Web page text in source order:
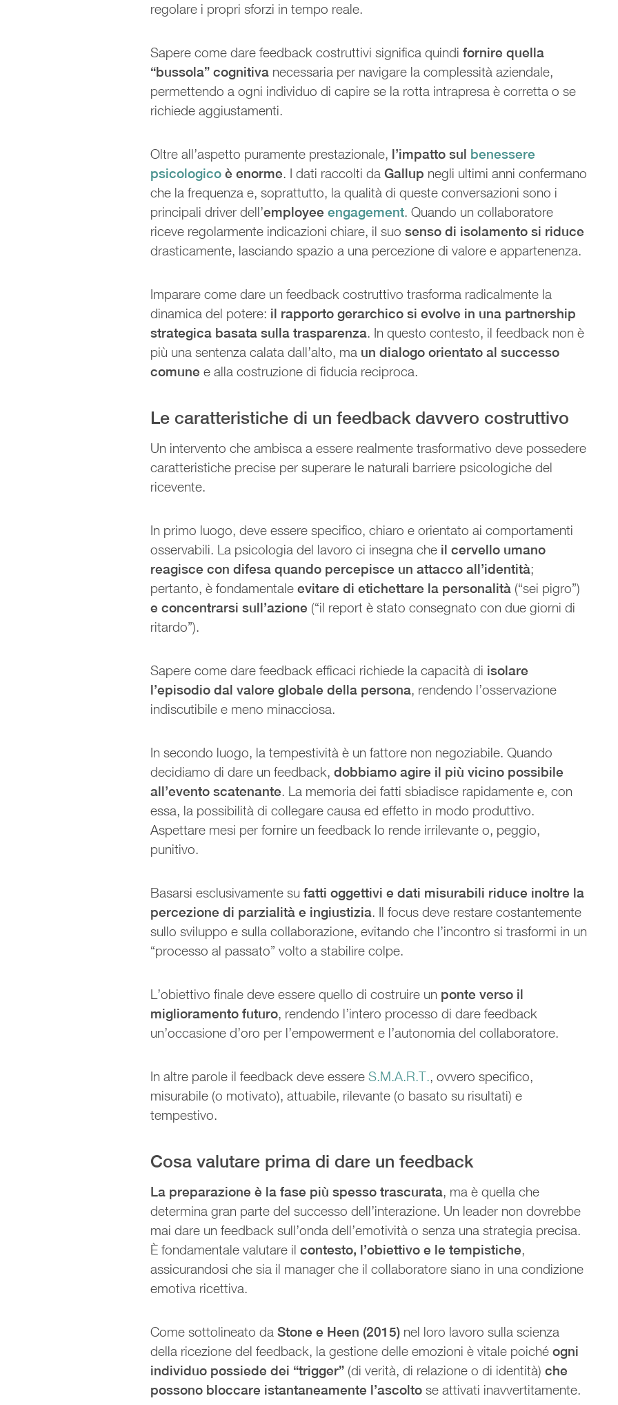
regolare i propri sforzi in tempo reale.
Sapere come dare feedback costruttivi significa quindifornire quella
“bussola” cognitiva necessaria per navigare la complessità aziendale,
permettendo a ogni individuo di capire se la rotta intrapresa è corretta o se
richiede aggiustamenti.
Oltre all’aspetto puramente prestazionale, l’impatto sul benessere
psicologico è enorme. I dati raccolti daGallup negli ultimi anni confermano
che la frequenza e, soprattutto, la qualità di queste conversazioni sono i
principali driver dell’employeeengagement. Quando un collaboratore
riceve regolarmente indicazioni chiare, il suosenso di isolamento si riduce
drasticamente, lasciando spazio a una percezione di valore e appartenenza.
Imparare come dare un feedback costruttivo trasforma radicalmente la
dinamica del potere: il rapporto gerarchico si evolve in una partnership
strategica basata sulla trasparenza. In questo contesto, il feedback non è
più una sentenza calata dall’alto, ma un dialogo orientato al successo
comune e alla costruzione di fiducia reciproca.
Le caratteristiche di un feedback davvero costruttivo
Un intervento che ambisca a essere realmente trasformativo deve possedere
caratteristiche precise per superare le naturali barriere psicologiche del
ricevente.
In primo luogo, deve essere specifico, chiaro e orientato ai comportamenti
osservabili. La psicologia del lavoro ci insegna che il cervello umano
reagisce con difesa quando percepisce un attacco all’identità;
pertanto, è fondamentaleevitare di etichettare la personalità (“sei pigro”)
e concentrarsi sull’azione (“il report è stato consegnato con due giorni di
ritardo”).
Sapere come dare feedback efficaci richiede la capacità di isolare
l’episodio dal valore globale della persona, rendendo l’osservazione
indiscutibile e meno minacciosa.
In secondo luogo, la tempestività è un fattore non negoziabile. Quando
decidiamo di dare un feedback,dobbiamo agire il più vicino possibile
all’evento scatenante. La memoria dei fatti sbiadisce rapidamente e, con
essa, la possibilità di collegare causa ed effetto in modo produttivo.
Aspettare mesi per fornire un feedback lo rende irrilevante o, peggio,
punitivo.
Basarsi esclusivamente sufatti oggettivi e dati misurabili riduce inoltre la
percezione di parzialità e ingiustizia. Il focus deve restare costantemente
sullo sviluppo e sulla collaborazione, evitando che l’incontro si trasformi in un
“processo al passato” volto a stabilire colpe.
L’obiettivo finale deve essere quello di costruire un ponte verso il
miglioramento futuro, rendendo l’intero processo di dare feedback
un’occasione d’oro per l’empowerment e l’autonomia del collaboratore.
In altre parole il feedback deve essereS.M.A.R.T., ovvero specifico,
misurabile (o motivato), attuabile, rilevante (o basato su risultati) e
tempestivo.
Cosa valutare prima di dare un feedback
La preparazione è la fase più spesso trascurata, ma è quella che
determina gran parte del successo dell’interazione. Un leader non dovrebbe
mai dare un feedback sull’onda dell’emotività o senza una strategia precisa.
È fondamentale valutare ilcontesto, l’obiettivo e le tempistiche,
assicurandosi che sia il manager che il collaboratore siano in una condizione
emotiva ricettiva.
Come sottolineato daStone e Heen (2015) nel loro lavoro sulla scienza
della ricezione del feedback, la gestione delle emozioni è vitale poichéogni
individuo possiede dei “trigger” (di verità, di relazione o di identità)che
possono bloccare istantaneamente l’ascolto se attivati inavvertitamente.